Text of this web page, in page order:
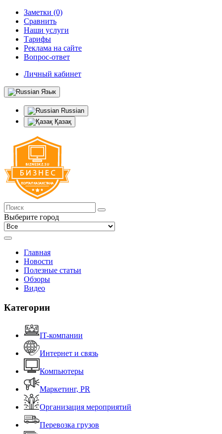
Заметки (0)
Сравнить
Наши услуги
Тарифы
Реклама на сайте
Вопрос-ответ
Личный кабинет
Язык
Russian
Қазақ
Выберите город
Главная
Новости
Полезные статьи
Обзоры
Видео
Категории
IT-компании
Интернет и связь
Компьютеры
Маркетинг, PR
Организация мероприятий
Перевозка грузов